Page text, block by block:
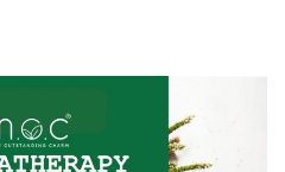
hay serum […]